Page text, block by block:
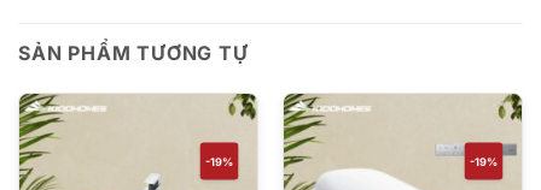
SẢN PHẨM TƯƠNG TỰ
-19% -19%